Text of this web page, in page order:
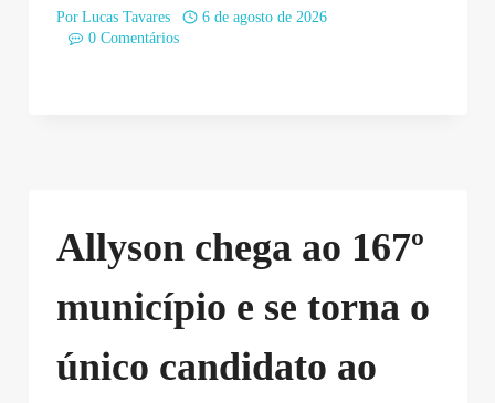
Por Lucas Tavares
6 de agosto de 2026
0 Comentários
Allyson chega ao 167º
município e se torna o
único candidato ao